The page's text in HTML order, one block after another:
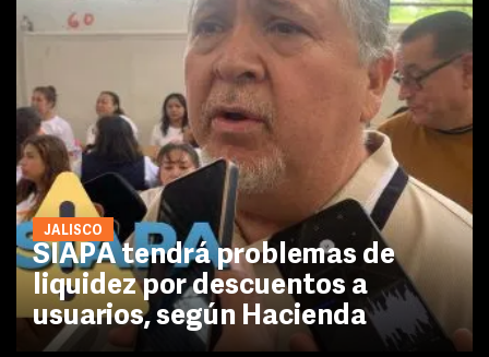
JALISCO
SIAPA tendrá problemas de
liquidez por descuentos a
usuarios, según Hacienda